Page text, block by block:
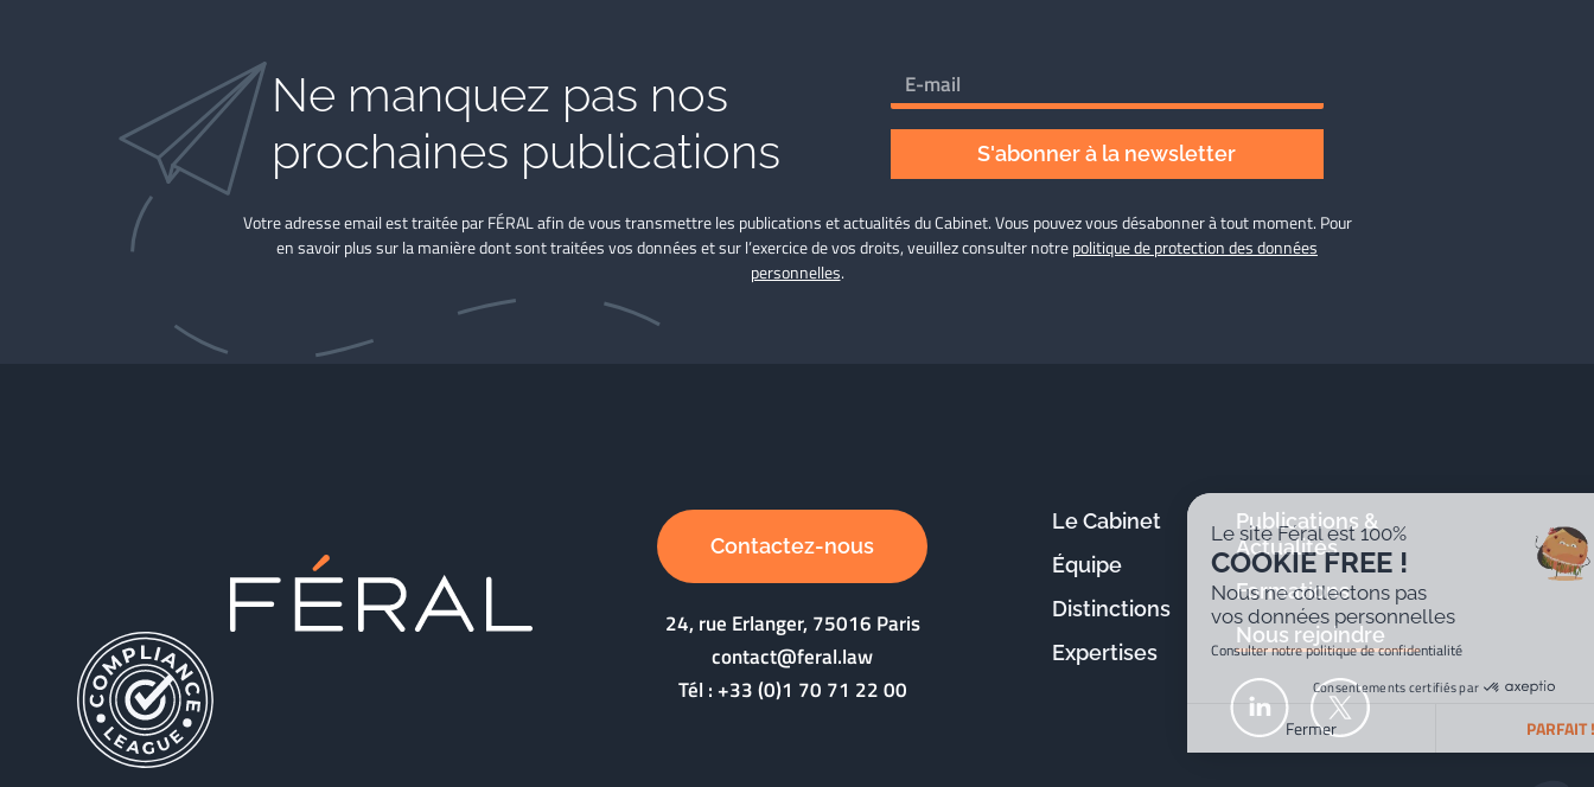
Ne manquez pas nos
prochaines publications
S'abonner à la newsletter
Votre adresse email est traitée par FÉRAL afin de vous transmettre les publications et actualités du Cabinet. Vous pouvez vous désabonner à tout moment. Pour
en savoir plus sur la manière dont sont traitées vos données et sur l’exercice de vos droits, veuillez consulter notrepolitique de protection des données
personnelles.
Contactez-nous
24, rue Erlanger, 75016 Paris
contact@feral.law
Tél :+33 (0)1 70 71 22 00
Le Cabinet
Équipe
Distinctions
Expertises
Publications &
Actualités
Formations
Nous rejoindre
Le site Féral est 100%
COOKIE FREE !
Nous ne collectons pas
vos données personnelles
Consulter notre politique de confidentialité
Consentements certifiés par